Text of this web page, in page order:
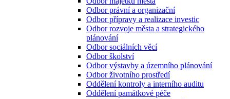
Odbor právní a organizační
Odbor přípravy a realizace investic
Odbor rozvoje města a strategického
plánování
Odbor sociálních věcí
Odbor školství
Odbor výstavby a územního plánování
Odbor životního prostředí
Oddělení kontroly a interního auditu
Oddělení památkové péče